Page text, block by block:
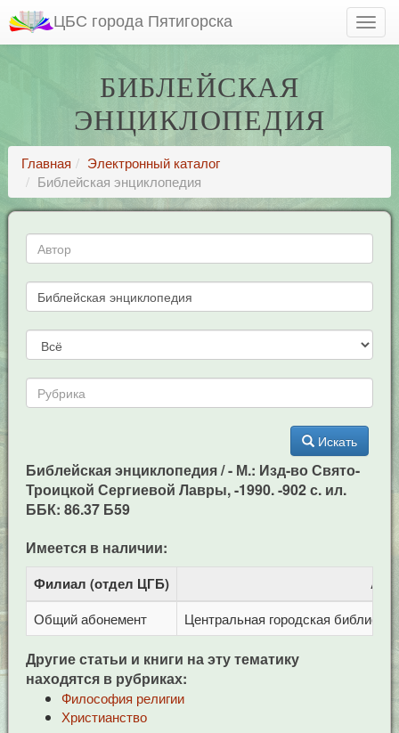
ЦБС города Пятигорска
БИБЛЕЙСКАЯ
ЭНЦИКЛОПЕДИЯ
Главная
Электронный каталог
Библейская энциклопедия
Искать
Библейская энциклопедия / - М.: Изд-во Свято-
Троицкой Сергиевой Лавры, -1990. -902 с. ил.
ББК: 86.37 Б59
Имеется в наличии:
Филиал (отдел ЦГБ)
Общий абонемент Центральная городская
Другие статьи и книги на эту тематику
находятся в рубриках:
Философия религии
Христианство